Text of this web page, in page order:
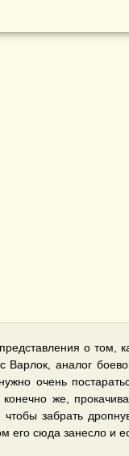
о том,
Варлок, аналог
очень
же,
забрать
сюда занесло и